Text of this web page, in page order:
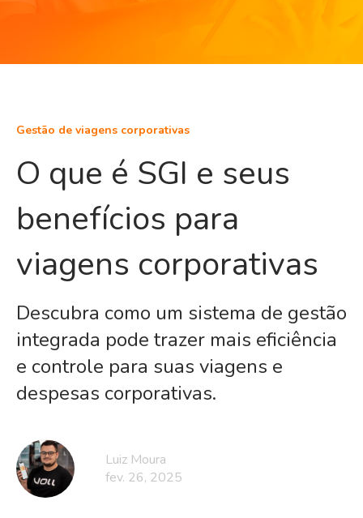
Gestão de viagens corporativas
O que é SGI e seus
benefícios para
viagens corporativas
Descubra como um sistema de gestão
integrada pode trazer mais eficiência
e controle para suas viagens e
despesas corporativas.
Luiz Moura
fev. 26, 2025